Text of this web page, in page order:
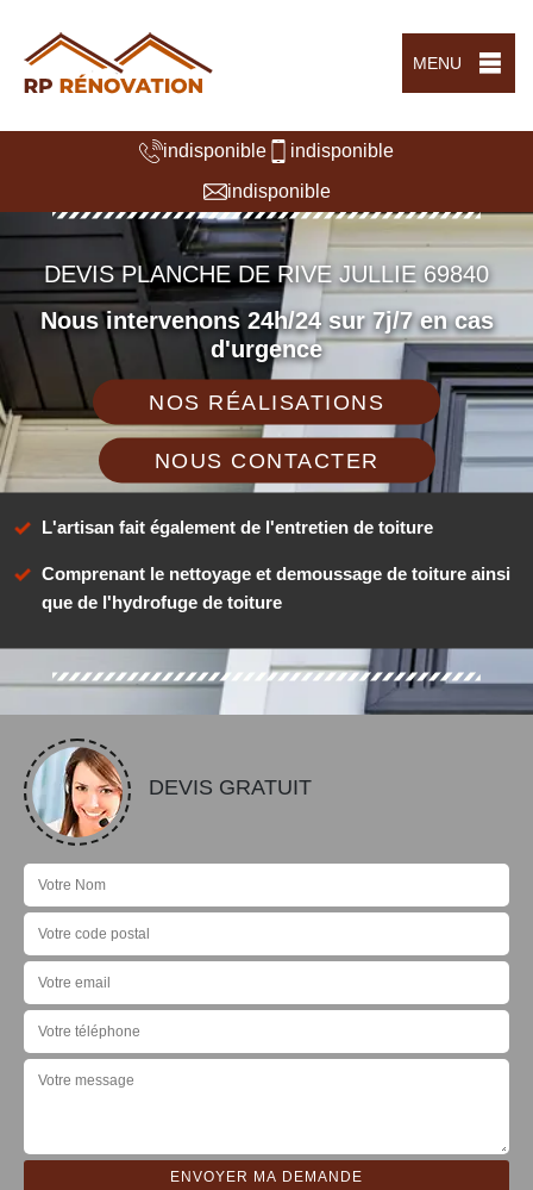
MENU
indisponible
indisponible
indisponible
DEVIS PLANCHE DE RIVE JULLIE 69840
Nous intervenons 24h/24 sur 7j/7 en cas
d'urgence
NOS RÉALISATIONS
NOUS CONTACTER
L'artisan fait également de l'entretien de toiture
Comprenant le nettoyage et demoussage de toiture ainsi
que de l'hydrofuge de toiture
DEVIS GRATUIT